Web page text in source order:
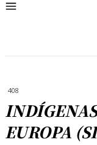
408
EUROPA